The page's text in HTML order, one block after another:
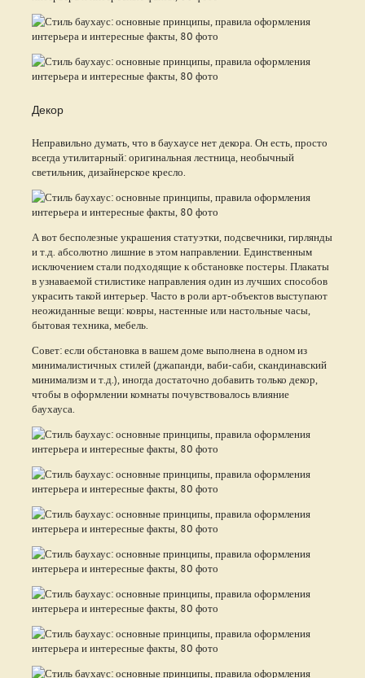
Декор
Неправильно думать, что в баухаусе нет декора. Он есть, просто
всегда утилитарный: оригинальная лестница, необычный
светильник, дизайнерское кресло.
А вот бесполезные украшения статуэтки, подсвечники, гирлянды
и т.д. абсолютно лишние в этом направлении. Единственным
исключением стали подходящие к обстановке постеры. Плакаты
в узнаваемой стилистике направления один из лучших способов
украсить такой интерьер. Часто в роли арт-объектов выступают
неожиданные вещи: ковры, настенные или настольные часы,
бытовая техника, мебель.
Совет: если обстановка в вашем доме выполнена в одном из
минималистичных стилей (джапанди, ваби-саби, скандинавский
минимализм и т.д.), иногда достаточно добавить только декор,
чтобы в оформлении комнаты почувствовалось влияние
баухауса.